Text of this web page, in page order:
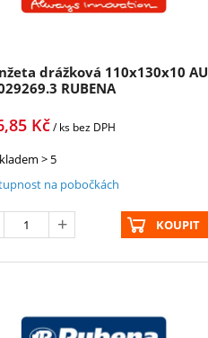
drážková 110x130x10 AU
RUBENA
Kč/ ks bez DPH
> 5
na pobočkách
KOUPIT